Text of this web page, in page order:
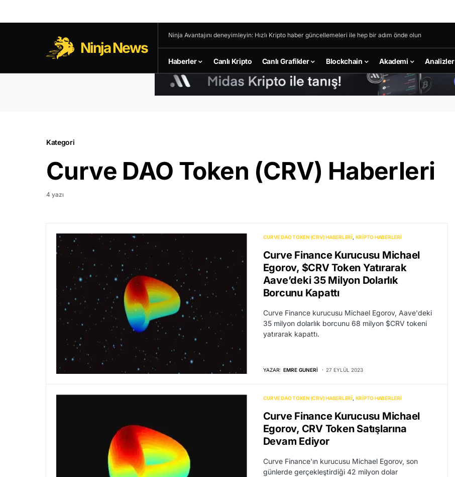
Ninja News
Ninja Avantajını deneyimleyin: Hızlı Kripto haber güncellemeleri ile hep bir adım önde olun
Haberler Canlı Kripto Canlı Grafikler Blockchain Akademi Analizler
Kategori
Curve DAO Token (CRV) Haberleri
4 yazı
CURVE DAO TOKEN (CRV) HABERLERI KRIPTO HABERLERI
Curve Finance Kurucusu Michael
Egorov, $CRV Token Yatırarak
Aave’deki 35 Milyon Dolarlık
Borcunu Kapattı
Curve Finance kurucusu Michael Egorov, Aave'deki
35 milyon dolarlık borcunu 68 milyon $CRV tokeni
yatırarak kapattı.
YAZAR: EMRE GUNERI 27 EYLÜL 2023
CURVE DAO TOKEN (CRV) HABERLERI KRIPTO HABERLERI
Curve Finance Kurucusu Michael
Egorov, CRV Token Satışlarına
Devam Ediyor
Curve Finance'ın kurucusu Michael Egorov, son
günlerde gerçekleştirdiği 42 milyon dolar